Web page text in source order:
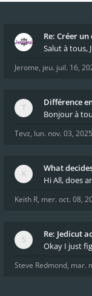
Re: Créer
Salut à tous,
Jerome, jeu. juil. 16,
Différence
Bonjour à
Tevz, lun. nov. 03,
What
Hi All, does
Keith R, mer. oct. 08,
Re: Jedicut
Okay I just
Steve Redmond, mar.